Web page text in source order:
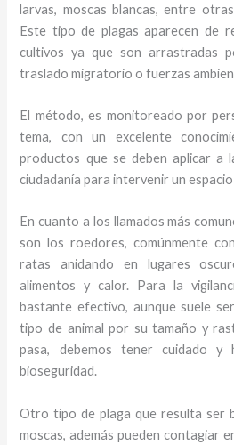
larvas, moscas blancas, entre
Este tipo de plagas aparecen de
cultivos ya que son arrastradas
traslado migratorio o fuerzas
El método, es monitoreado por
tema, con un excelente
productos que se deben aplicar a
ciudadanía para intervenir un
En cuanto a los llamados más
son los roedores, comúnmente
ratas anidando en lugares
alimentos y calor. Para la
bastante efectivo, aunque suele
tipo de animal por su tamaño y
pasa, debemos tener cuidado
bioseguridad.
Otro tipo de plaga que resulta ser
moscas, además pueden contagiar